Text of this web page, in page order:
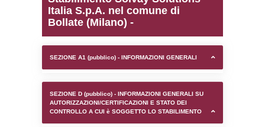
Stabilimento Solvay
Italia S.p.A. nel comune
Bollate (Milano) -